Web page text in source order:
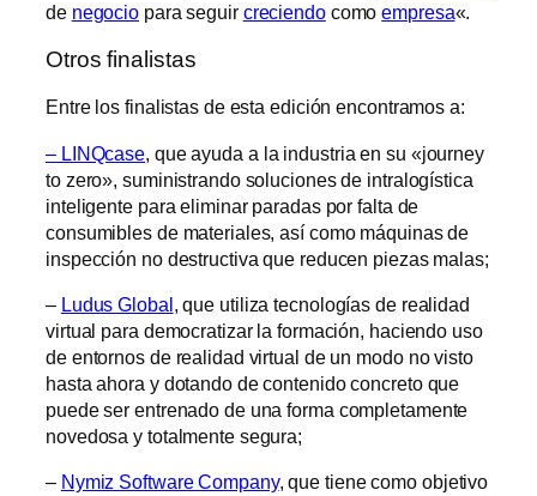
de negocio para seguir creciendocomoempresa«.
Otros finalistas
Entre los finalistas de esta edición encontramos a:
– LINQcase , que ayuda a la industria en su «journey
to zero», suministrando soluciones de intralogística
inteligente para eliminar paradas por falta de
consumibles de materiales, así como máquinas de
inspección no destructiva que reducen piezas malas;
– Ludus Global, que utiliza tecnologías de realidad
virtual para democratizar la formación, haciendo uso
de entornos de realidad virtual de un modo no visto
hasta ahora y dotando de contenido concreto que
puede ser entrenado de una forma completamente
novedosa y totalmente segura;
– Nymiz Software Company, que tiene como objetivo